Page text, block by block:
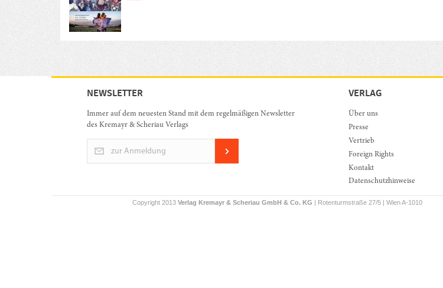
VERLAG
Über uns
Presse
Vertrieb
Foreign Rights
Kontakt
Datenschutzhinweise
NEWSLETTER
Immer auf dem neuesten Stand mit dem regelmäßigen Newsletter
des Kremayr & Scheriau Verlags
zur Anmeldung
Copyright 2013 Verlag Kremayr & Scheriau GmbH & Co. KG | Rotenturmstraße 27/5 | Wien A-1010